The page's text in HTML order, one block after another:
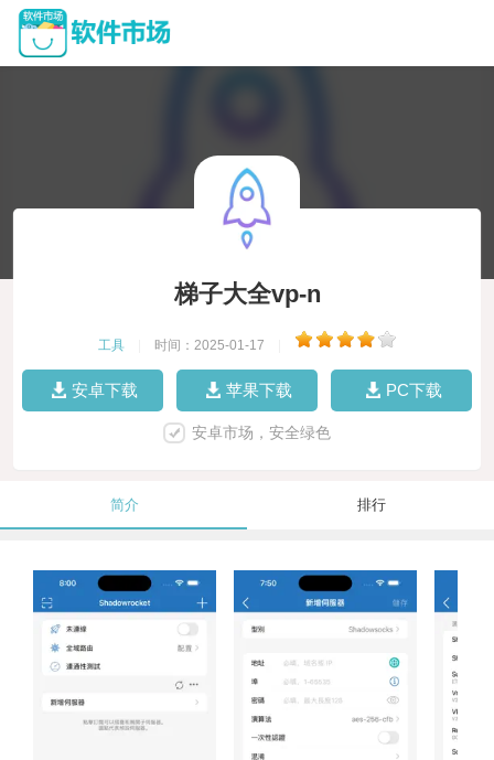
梯子大全vp-n
工具 时间：2025-01-17
安卓下载 苹果下载 PC下载
安卓市场，安全绿色
简介 排行